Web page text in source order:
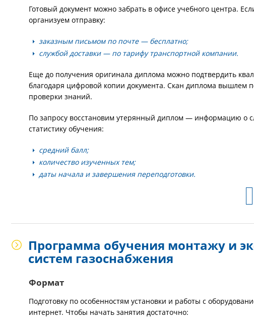
Готовый документ можно забрать в офисе учебного центра.
организуем отправку:
заказным письмом по почте — бесплатно;
службой доставки — по тарифу транспортной компании.
Еще до получения оригинала диплома можно подтвердить
благодаря цифровой копии документа. Скан диплома вышлем
проверки знаний.
По запросу восстановим утерянный диплом — информацию о
статистику обучения:
средний балл;
количество изученных тем;
даты начала и завершения переподготовки.
Программа обучения монтажу и
систем газоснабжения
Формат
Подготовку по особенностям установки и работы с
интернет. Чтобы начать занятия достаточно: